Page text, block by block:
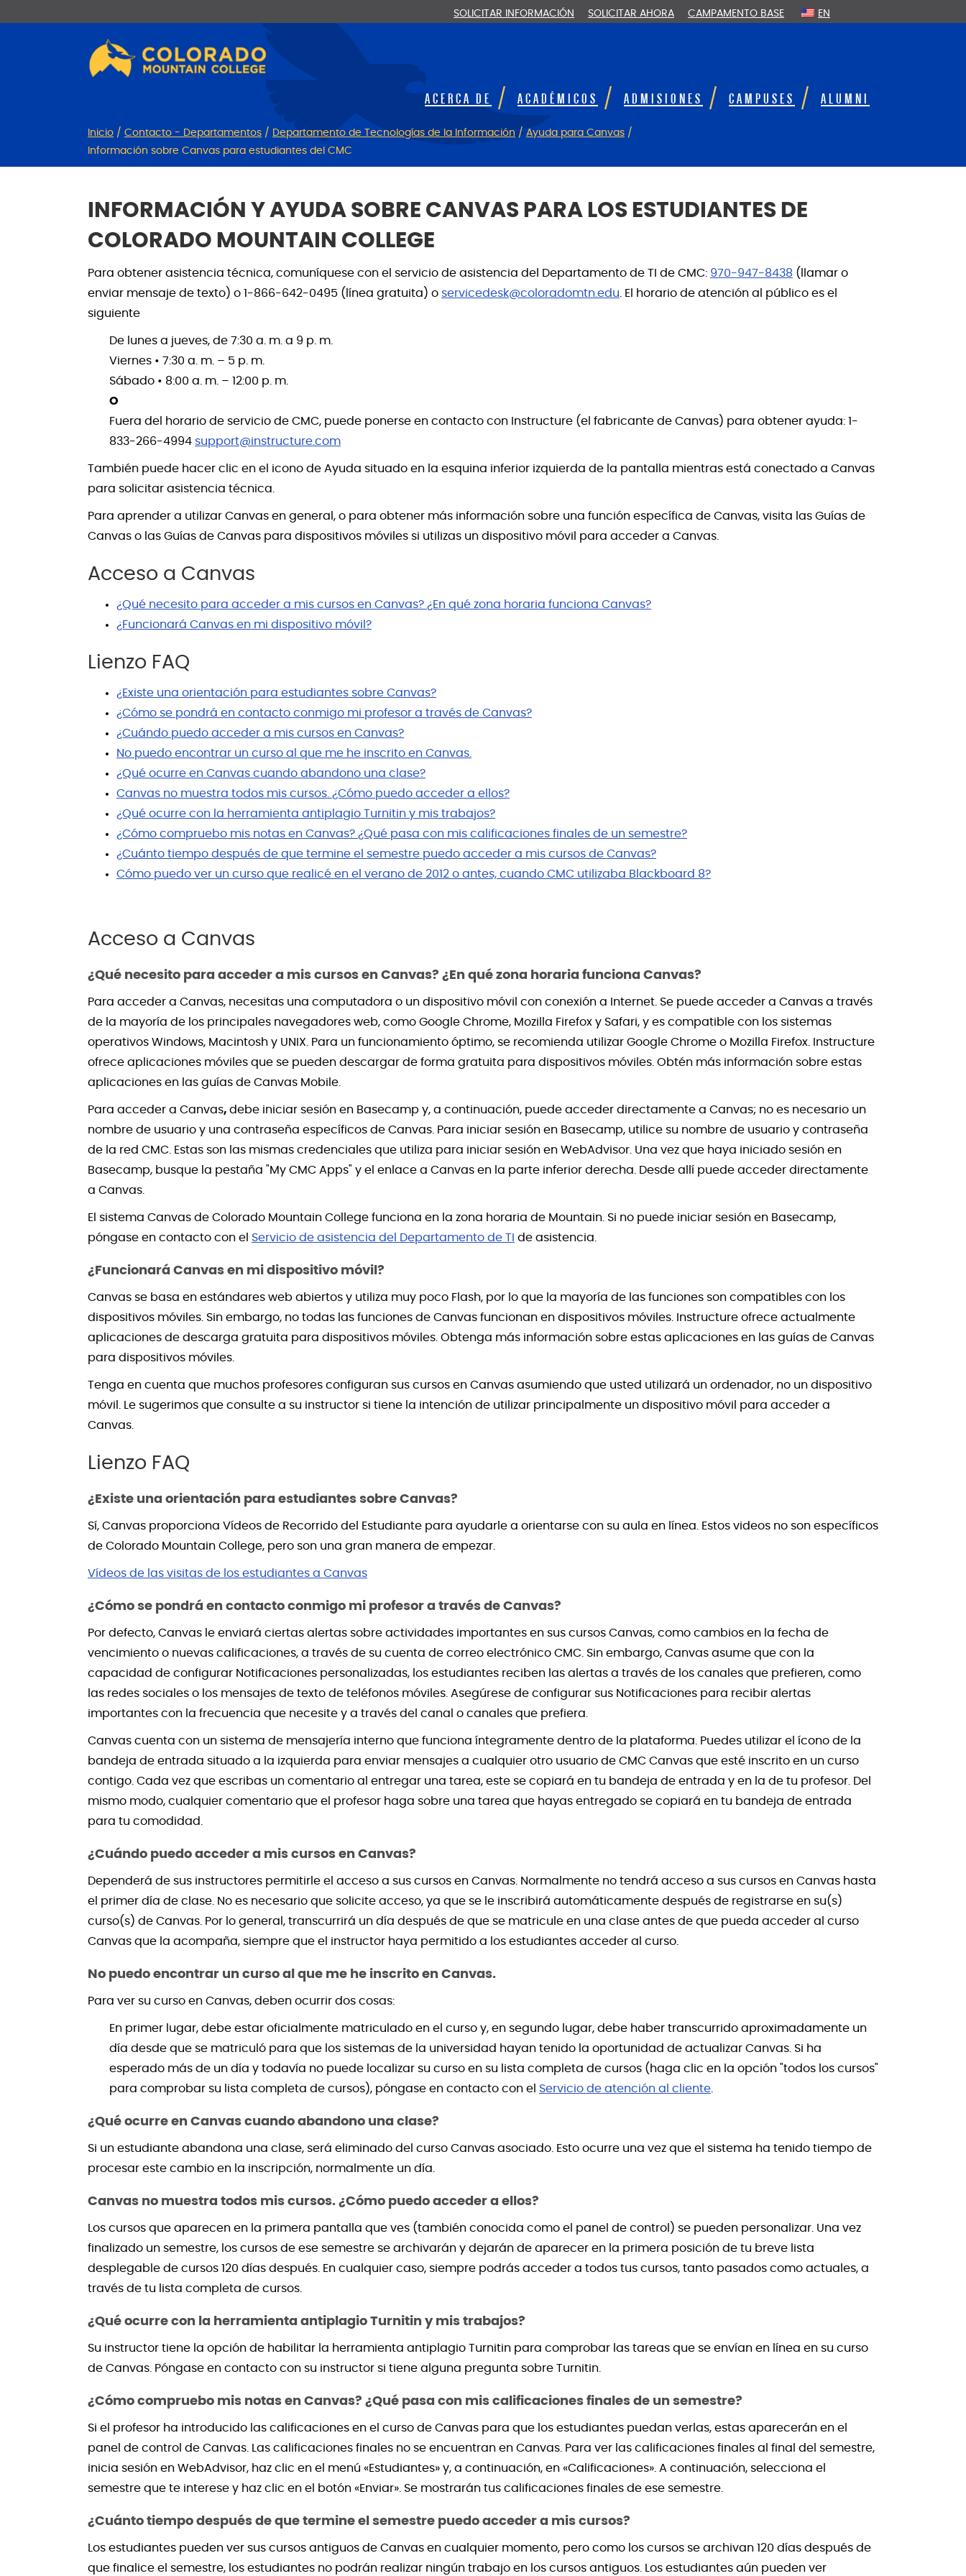
SOLICITAR INFORMACIÓN SOLICITAR AHORA CAMPAMENTO BASE EN
ACERCA DE ACADÉMICOS ADMISIONES CAMPUSES ALUMNI
Inicio / Contacto - Departamentos / Departamento de Tecnologías de la Información/ Ayuda para Canvas /
Información sobre Canvas para estudiantes del CMC
INFORMACIÓN Y AYUDA SOBRE CANVAS PARA LOS ESTUDIANTES DE
COLORADO MOUNTAIN COLLEGE
Para obtener asistencia técnica, comuníquese con el servicio de asistencia del Departamento de TI de CMC: 970-947-8438 (llamar o
enviar mensaje de texto) o 1-866-642-0495 (línea gratuita) o servicedesk@coloradomtn.edu . El horario de atención al público es el
siguiente
De lunes a jueves, de 7:30 a. m. a 9 p. m.
Viernes • 7:30 a. m. – 5 p. m.
Sábado • 8:00 a. m. – 12:00 p. m.
O
Fuera del horario de servicio de CMC, puede ponerse en contacto con Instructure (el fabricante de Canvas) para obtener ayuda: 1-
833-266-4994 support@instructure.com
También puede hacer clic en el icono de Ayuda situado en la esquina inferior izquierda de la pantalla mientras está conectado a Canvas
para solicitar asistencia técnica.
Para aprender a utilizar Canvas en general, o para obtener más información sobre una función específica de Canvas, visita las Guías de
Canvas o las Guías de Canvas para dispositivos móviles si utilizas un dispositivo móvil para acceder a Canvas.
Acceso a Canvas
¿Qué necesito para acceder a mis cursos en Canvas? ¿En qué zona horaria funciona Canvas?
¿Funcionará Canvas en mi dispositivo móvil?
Lienzo FAQ
¿Existe una orientación para estudiantes sobre Canvas?
¿Cómo se pondrá en contacto conmigo mi profesor a través de Canvas?
¿Cuándo puedo acceder a mis cursos en Canvas?
No puedo encontrar un curso al que me he inscrito en Canvas.
¿Qué ocurre en Canvas cuando abandono una clase?
Canvas no muestra todos mis cursos. ¿Cómo puedo acceder a ellos?
¿Qué ocurre con la herramienta antiplagio Turnitin y mis trabajos?
¿Cómo compruebo mis notas en Canvas? ¿Qué pasa con mis calificaciones finales de un semestre?
¿Cuánto tiempo después de que termine el semestre puedo acceder a mis cursos de Canvas?
Cómo puedo ver un curso que realicé en el verano de 2012 o antes, cuando CMC utilizaba Blackboard 8?
Acceso a Canvas
¿Qué necesito para acceder a mis cursos en Canvas? ¿En qué zona horaria funciona Canvas?
Para acceder a Canvas, necesitas una computadora o un dispositivo móvil con conexión a Internet. Se puede acceder a Canvas a través
de la mayoría de los principales navegadores web, como Google Chrome, Mozilla Firefox y Safari, y es compatible con los sistemas
operativos Windows, Macintosh y UNIX. Para un funcionamiento óptimo, se recomienda utilizar Google Chrome o Mozilla Firefox. Instructure
ofrece aplicaciones móviles que se pueden descargar de forma gratuita para dispositivos móviles. Obtén más información sobre estas
aplicaciones en las guías de Canvas Mobile.
Para acceder a Canvas, debe iniciar sesión en Basecamp y, a continuación, puede acceder directamente a Canvas; no es necesario un
nombre de usuario y una contraseña específicos de Canvas. Para iniciar sesión en Basecamp, utilice su nombre de usuario y contraseña
de la red CMC. Estas son las mismas credenciales que utiliza para iniciar sesión en WebAdvisor. Una vez que haya iniciado sesión en
Basecamp, busque la pestaña "My CMC Apps" y el enlace a Canvas en la parte inferior derecha. Desde allí puede acceder directamente
a Canvas.
El sistema Canvas de Colorado Mountain College funciona en la zona horaria de Mountain. Si no puede iniciar sesión en Basecamp,
póngase en contacto con el Servicio de asistencia del Departamento de TI de asistencia.
¿Funcionará Canvas en mi dispositivo móvil?
Canvas se basa en estándares web abiertos y utiliza muy poco Flash, por lo que la mayoría de las funciones son compatibles con los
dispositivos móviles. Sin embargo, no todas las funciones de Canvas funcionan en dispositivos móviles. Instructure ofrece actualmente
aplicaciones de descarga gratuita para dispositivos móviles. Obtenga más información sobre estas aplicaciones en las guías de Canvas
para dispositivos móviles.
Tenga en cuenta que muchos profesores configuran sus cursos en Canvas asumiendo que usted utilizará un ordenador, no un dispositivo
móvil. Le sugerimos que consulte a su instructor si tiene la intención de utilizar principalmente un dispositivo móvil para acceder a
Canvas.
Lienzo FAQ
¿Existe una orientación para estudiantes sobre Canvas?
Sí, Canvas proporciona Vídeos de Recorrido del Estudiante para ayudarle a orientarse con su aula en línea. Estos videos no son específicos
de Colorado Mountain College, pero son una gran manera de empezar.
Vídeos de las visitas de los estudiantes a Canvas
¿Cómo se pondrá en contacto conmigo mi profesor a través de Canvas?
Por defecto, Canvas le enviará ciertas alertas sobre actividades importantes en sus cursos Canvas, como cambios en la fecha de
vencimiento o nuevas calificaciones, a través de su cuenta de correo electrónico CMC. Sin embargo, Canvas asume que con la
capacidad de configurar Notificaciones personalizadas, los estudiantes reciben las alertas a través de los canales que prefieren, como
las redes sociales o los mensajes de texto de teléfonos móviles. Asegúrese de configurar sus Notificaciones para recibir alertas
importantes con la frecuencia que necesite y a través del canal o canales que prefiera.
Canvas cuenta con un sistema de mensajería interno que funciona íntegramente dentro de la plataforma. Puedes utilizar el ícono de la
bandeja de entrada situado a la izquierda para enviar mensajes a cualquier otro usuario de CMC Canvas que esté inscrito en un curso
contigo. Cada vez que escribas un comentario al entregar una tarea, este se copiará en tu bandeja de entrada y en la de tu profesor. Del
mismo modo, cualquier comentario que el profesor haga sobre una tarea que hayas entregado se copiará en tu bandeja de entrada
para tu comodidad.
¿Cuándo puedo acceder a mis cursos en Canvas?
Dependerá de sus instructores permitirle el acceso a sus cursos en Canvas. Normalmente no tendrá acceso a sus cursos en Canvas hasta
el primer día de clase. No es necesario que solicite acceso, ya que se le inscribirá automáticamente después de registrarse en su(s)
curso(s) de Canvas. Por lo general, transcurrirá un día después de que se matricule en una clase antes de que pueda acceder al curso
Canvas que la acompaña, siempre que el instructor haya permitido a los estudiantes acceder al curso.
No puedo encontrar un curso al que me he inscrito en Canvas.
Para ver su curso en Canvas, deben ocurrir dos cosas:
En primer lugar, debe estar oficialmente matriculado en el curso y, en segundo lugar, debe haber transcurrido aproximadamente un
día desde que se matriculó para que los sistemas de la universidad hayan tenido la oportunidad de actualizar Canvas. Si ha
esperado más de un día y todavía no puede localizar su curso en su lista completa de cursos (haga clic en la opción "todos los cursos"
para comprobar su lista completa de cursos), póngase en contacto con el Servicio de atención al cliente
¿Qué ocurre en Canvas cuando abandono una clase?
Si un estudiante abandona una clase, será eliminado del curso Canvas asociado. Esto ocurre una vez que el sistema ha tenido tiempo de
procesar este cambio en la inscripción, normalmente un día.
Canvas no muestra todos mis cursos. ¿Cómo puedo acceder a ellos?
Los cursos que aparecen en la primera pantalla que ves (también conocida como el panel de control) se pueden personalizar. Una vez
finalizado un semestre, los cursos de ese semestre se archivarán y dejarán de aparecer en la primera posición de tu breve lista
desplegable de cursos 120 días después. En cualquier caso, siempre podrás acceder a todos tus cursos, tanto pasados como actuales, a
través de tu lista completa de cursos.
¿Qué ocurre con la herramienta antiplagio Turnitin y mis trabajos?
Su instructor tiene la opción de habilitar la herramienta antiplagio Turnitin para comprobar las tareas que se envían en línea en su curso
de Canvas. Póngase en contacto con su instructor si tiene alguna pregunta sobre Turnitin.
¿Cómo compruebo mis notas en Canvas? ¿Qué pasa con mis calificaciones finales de un semestre?
Si el profesor ha introducido las calificaciones en el curso de Canvas para que los estudiantes puedan verlas, estas aparecerán en el
panel de control de Canvas. Las calificaciones finales no se encuentran en Canvas. Para ver las calificaciones finales al final del semestre,
inicia sesión en WebAdvisor, haz clic en el menú «Estudiantes» y, a continuación, en «Calificaciones». A continuación, selecciona el
semestre que te interese y haz clic en el botón «Enviar». Se mostrarán tus calificaciones finales de ese semestre.
¿Cuánto tiempo después de que termine el semestre puedo acceder a mis cursos?
Los estudiantes pueden ver sus cursos antiguos de Canvas en cualquier momento, pero como los cursos se archivan 120 días después de
que finalice el semestre, los estudiantes no podrán realizar ningún trabajo en los cursos antiguos. Los estudiantes aún pueden ver